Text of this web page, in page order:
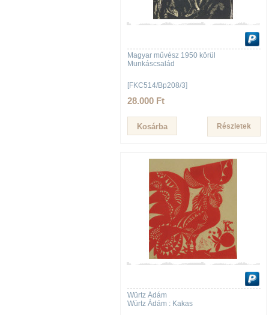
Magyar művész 1950 körül
Munkáscsalád
[FKC514/Bp208/3]
28.000 Ft
Részletek
Würtz Ádám
Würtz Ádám : Kakas